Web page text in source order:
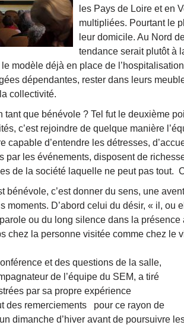
les Pays de Loire et en
multipliées. Pourtant le
leur domicile. Au Nord
tendance serait plutôt à
modèle déjà en place de
dépendantes, rester dans leurs
collectivité.
tant que bénévole ? Tel fut le deuxième
c’est rejoindre de quelque manière
capable d’entendre les détresses,
par les événements, disposent de
de la société laquelle ne peut pas tout.
bénévole, c’est donner du sens, une
moments. D’abord celui du désir, « il, ou
ou du long silence dans la présence
chez la personne visitée comme chez le
et des questions de la salle,
de l’équipe du SEM, a tiré
par sa propre expérience
des remerciements pour ce rayon de
dimanche d’hiver avant de poursuivre